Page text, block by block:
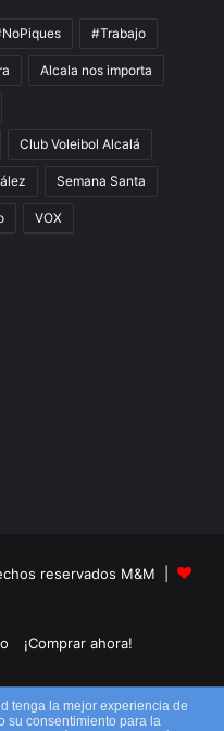
#Trabajo
Alcala nos importa
Club Voleibol Alcalá
Semana Santa
VOX
reservados M&M |
¡Comprar ahora!
InstagramTikTok RSS
tenga la mejor experiencia de
su consentimiento para la